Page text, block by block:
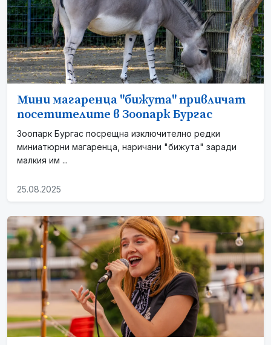
Мини магаренца "бижута" привличат
посетителите в Зоопарк Бургас
Зоопарк Бургас посрещна изключително редки
миниатюрни магаренца, наричани "бижута" заради
малкия им ...
25.08.2025